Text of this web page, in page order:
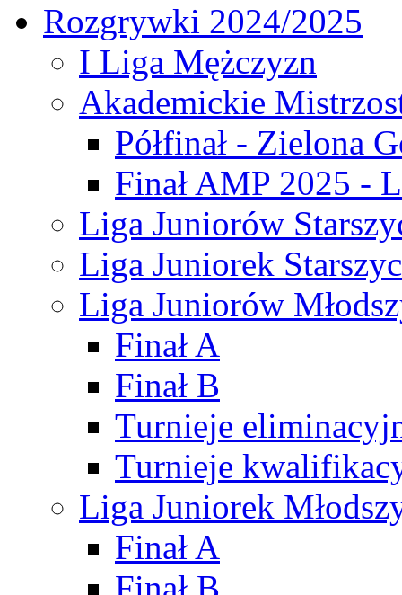
Rozgrywki 2024/2025
I Liga Mężczyzn
Akademickie
Półfinał - Zielona
Finał AMP 2025 -
Liga Juniorów
Liga Juniorek
Liga Juniorów
Finał A
Finał B
Turnieje
Turnieje
Liga Juniorek
Finał A
Finał B